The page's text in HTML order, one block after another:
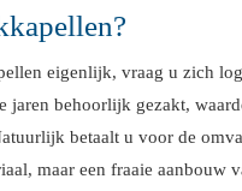
eigenlijk, vraag u zich
jaren behoorlijk gezakt,
betaalt u voor de
maar een fraaie aanbouw